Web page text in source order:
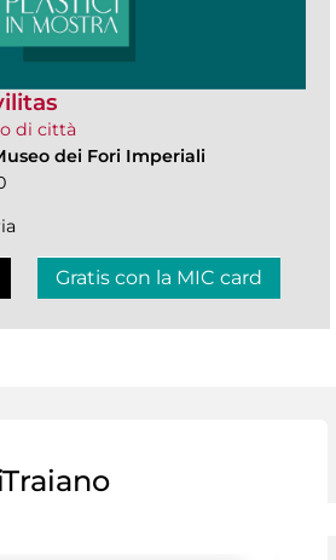
di città
dei Fori Imperiali
Gratis con la MIC card